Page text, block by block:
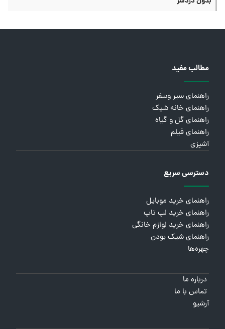
مطالب مفید
راهنمای سیر وسفر
راهنمای خانه شیک
راهنمای گل و گیاه
راهنمای فیلم
آشپزی
دسترسی سریع
راهنمای خرید موبایل
راهنمای خرید لپ تاپ
راهنمای خرید لوازم خانگی
راهنمای شیک بودن
چهره‌ها
درباره ما
تماس با ما
آرشیو